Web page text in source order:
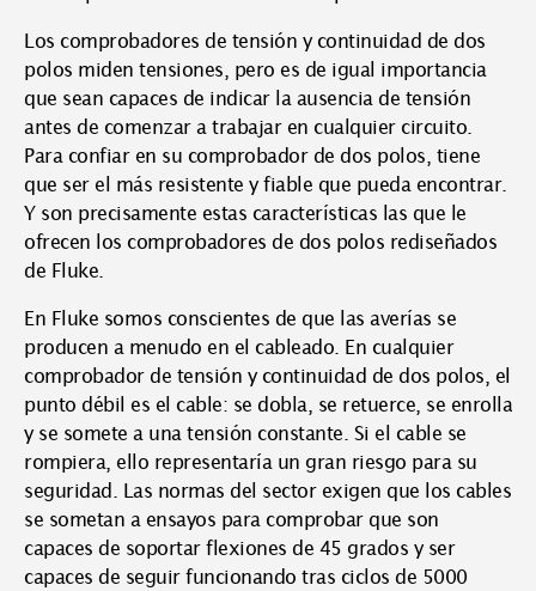
Los comprobadores de tensión y continuidad de dos
polos miden tensiones, pero es de igual importancia
que sean capaces de indicar la ausencia de tensión
antes de comenzar a trabajar en cualquier circuito.
Para confiar en su comprobador de dos polos, tiene
que ser el más resistente y fiable que pueda encontrar.
Y son precisamente estas características las que le
ofrecen los comprobadores de dos polos rediseñados
de Fluke.
En Fluke somos conscientes de que las averías se
producen a menudo en el cableado. En cualquier
comprobador de tensión y continuidad de dos polos, el
punto débil es el cable: se dobla, se retuerce, se enrolla
y se somete a una tensión constante. Si el cable se
rompiera, ello representaría un gran riesgo para su
seguridad. Las normas del sector exigen que los cables
se sometan a ensayos para comprobar que son
capaces de soportar flexiones de 45 grados y ser
capaces de seguir funcionando tras ciclos de 5000